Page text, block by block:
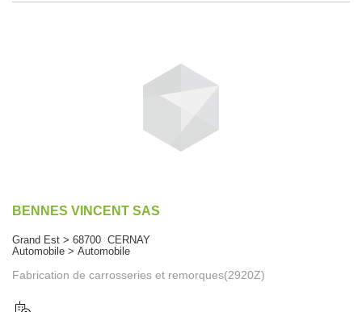
BENNES VINCENT SAS
Grand Est > 68700 CERNAY
Automobile > Automobile
Fabrication de carrosseries et remorques(2920Z)